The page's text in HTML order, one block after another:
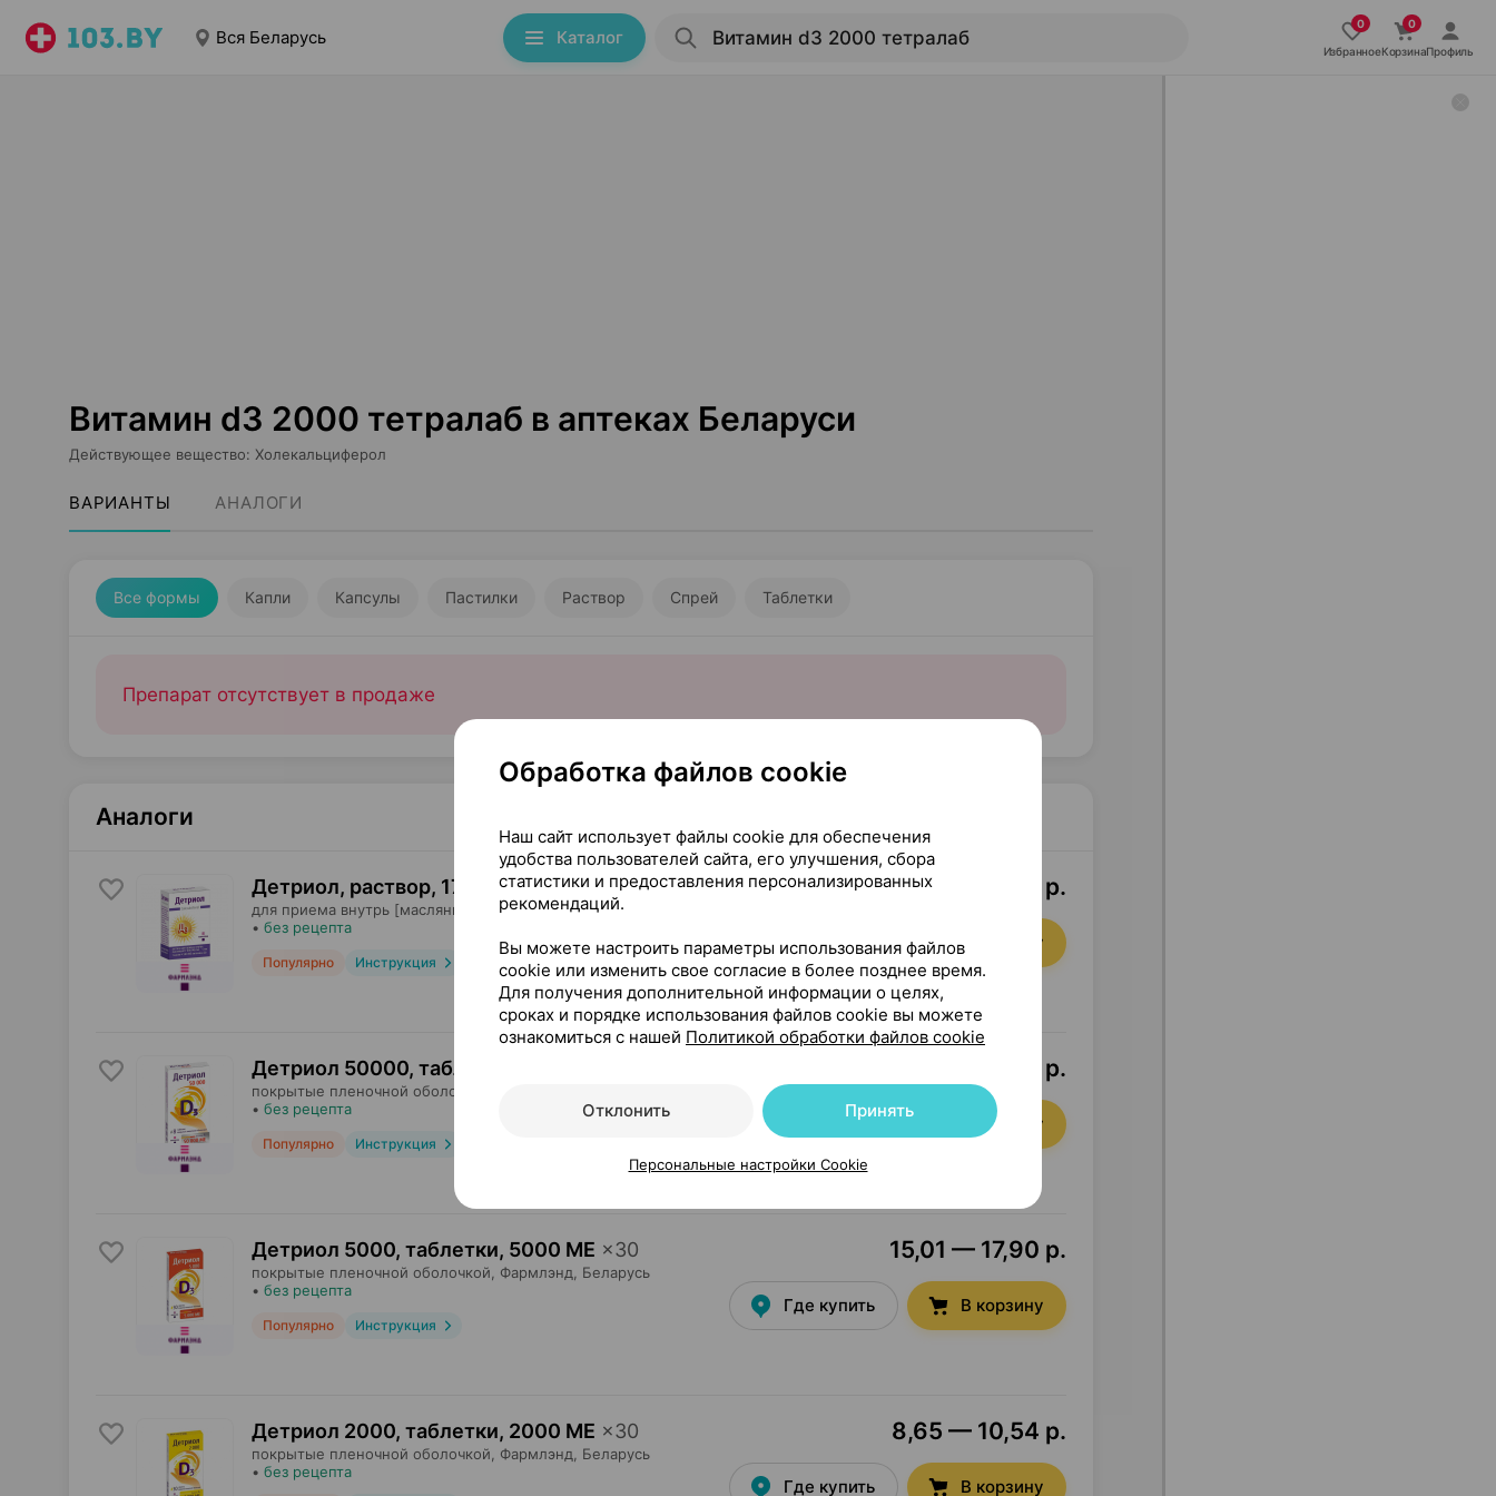
Вся Беларусь Каталог
ИзбранноеКорзинаПрофиль
Витамин d3 2000 тетралаб в аптеках Беларуси
Действующее вещество: Холекальциферол
ВАРИАНТЫ АНАЛОГИ
Все формы Капли Капсулы Пастилки Раствор Спрей Таблетки
Препарат отсутствует в продаже
Аналоги
Детриол, раствор, 1700 МЕ / 1 мл 5 мл×1
для приема внутрь [масляный], Фармлэнд, Беларусь
• без рецепта
Популярно Инструкция
8,90 — 11,67 р.
Где купить В корзину
Детриол 50000, таблетки
покрытые пленочной оболочкой,
• без рецепта
Популярно Инструкция
1,54 — 29,81 р.
Где купить В корзину
Детриол 5000, таблетки, 5000 МЕ ×30
покрытые пленочной оболочкой, Фармлэнд , Беларусь
• без рецепта
Популярно Инструкция
15,01 — 17,90 р.
Где купить В корзину
Детриол 2000, таблетки, 2000 МЕ ×30
покрытые пленочной оболочкой, Фармлэнд , Беларусь
• без рецепта
8,65 — 10,54 р.
Где купить В корзину
Обработка файлов cookie
Наш сайт использует файлы cookie для обеспечения
удобства пользователей сайта, его улучшения, сбора
статистики и предоставления персонализированных
рекомендаций.
Вы можете настроить параметры использования файлов
cookie или изменить свое согласие в более позднее время.
Для получения дополнительной информации о целях,
сроках и порядке использования файлов cookie вы можете
ознакомиться с нашей Политикой обработки файлов cookie
Отклонить Принять
Персональные настройки Cookie